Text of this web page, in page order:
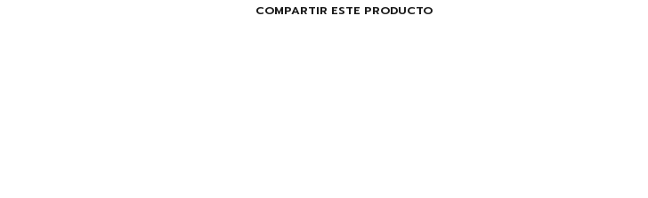
COMPARTIR ESTE PRODUCTO